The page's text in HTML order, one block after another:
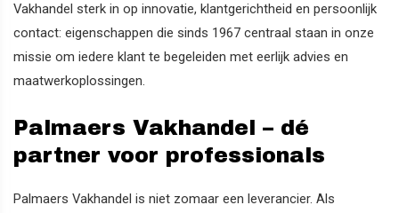
Vakhandel sterk in op innovatie, klantgerichtheid en persoonlijk
contact: eigenschappen die sinds 1967 centraal staan in onze
missie om iedere klant te begeleiden met eerlijk advies en
maatwerkoplossingen.
Palmaers Vakhandel – dé
partner voor professionals
Palmaers Vakhandel is niet zomaar een leverancier. Als